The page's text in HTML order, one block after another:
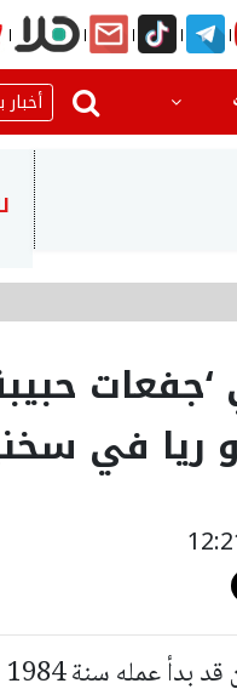
ريا في
أنهى د. غزال أبو ريا عمله في " جفعات حبيبة " حيث كان قد بدأ عمله سنة 1984